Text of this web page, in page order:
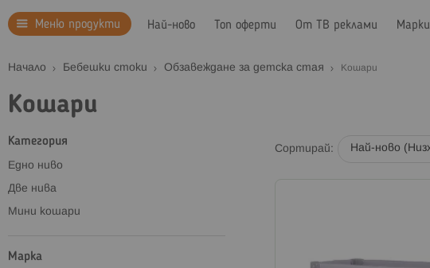
Меню продукти Най-ново Топ оферти От ТВ реклами Марки
Начало Бебешки стоки Обзавеждане за детска стая Кошари
Кошари
Сортирай
Категория
Едно ниво
Две нива
Мини кошари
Марка